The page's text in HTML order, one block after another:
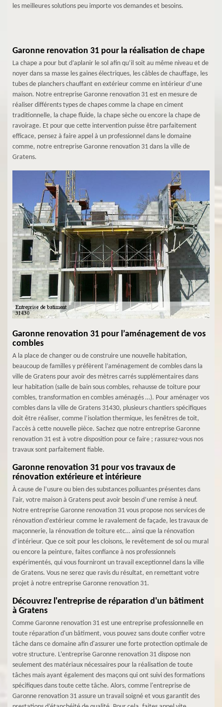
les meilleures solutions peu importe vos demandes et besoins.
Garonne renovation 31 pour la réalisation de chape
La chape a pour but d’aplanir le sol afin qu’il soit au même niveau et de
noyer dans sa masse les gaines électriques, les câbles de chauffage, les
tubes de planchers chauffant en extérieur comme en intérieur d’une
maison. Notre entreprise Garonne renovation 31 est en mesure de
réaliser différents types de chapes comme la chape en ciment
traditionnelle, la chape fluide, la chape sèche ou encore la chape de
ravoirage. Et pour que cette intervention puisse être parfaitement
efficace, pensez à faire appel à un professionnel dans le domaine
comme, notre entreprise Garonne renovation 31 dans la ville de
Gratens.
Garonne renovation 31 pour l’aménagement de vos
combles
A la place de changer ou de construire une nouvelle habitation,
beaucoup de familles y préfèrent l’aménagement de combles dans la
ville de Gratens pour avoir des mètres carrés supplémentaires dans
leur habitation (salle de bain sous combles, rehausse de toiture pour
combles, transformation en combles aménagés …). Pour aménager vos
combles dans la ville de Gratens 31430, plusieurs chantiers spécifiques
doit être réaliser, comme l’isolation thermique, les fenêtres de toit,
l’accès à cette nouvelle pièce. Sachez que notre entreprise Garonne
renovation 31 est à votre disposition pour ce faire ; rassurez-vous nos
travaux sont parfaitement fiable.
Garonne renovation 31 pour vos travaux de
rénovation extérieure et intérieure
À cause de l’usure ou bien des substances polluantes présentes dans
l’air, votre maison à Gratens peut avoir besoin d’une remise à neuf.
Notre entreprise Garonne renovation 31 vous propose nos services de
rénovation d’extérieur comme le ravalement de façade, les travaux de
maçonnerie, la rénovation de toiture etc… ainsi que la rénovation
d’intérieur. Que ce soit pour les cloisons, le revêtement de sol ou mural
ou encore la peinture, faites confiance à nos professionnels
expérimentés, qui vous fourniront un travail exceptionnel dans la ville
de Gratens. Vous ne serez que ravis du résultat, en remettant votre
projet à notre entreprise Garonne renovation 31.
Découvrez l'entreprise de réparation d'un bâtiment
à Gratens
Comme Garonne renovation 31 est une entreprise professionnelle en
toute réparation d'un bâtiment, vous pouvez sans doute confier votre
tâche dans ce domaine afin d'assurer une forte protection optimale de
votre structure. L’entreprise Garonne renovation 31 dispose non
seulement des matériaux nécessaires pour la réalisation de toute
tâches mais ayant également des maçons qui ont suivi des formations
spécifiques dans toute cette tâche. Alors, comme l'entreprise de
Garonne renovation 31 assure un travail soigné et vous garantit des